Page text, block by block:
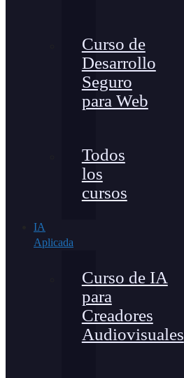
Curso de
Desarrollo
Seguro
para Web
Todos
los
cursos
IA
Aplicada
Curso de IA
para
Creadores
Audiovisuales